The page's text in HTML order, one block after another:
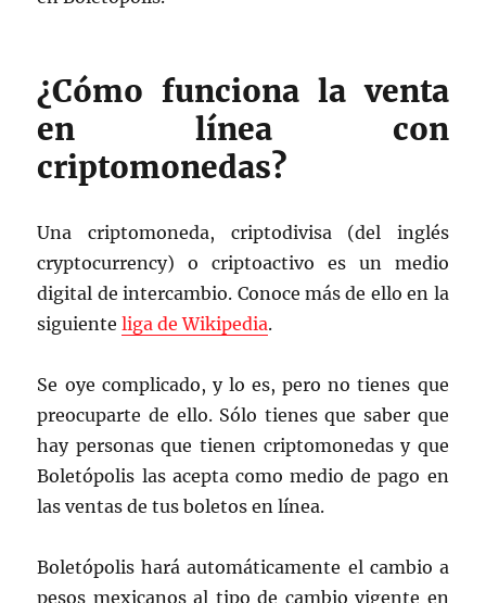
¿Cómo funciona la venta
en línea con
criptomonedas?
Una criptomoneda, criptodivisa (del inglés
cryptocurrency) o criptoactivo es un medio
digital de intercambio. Conoce más de ello en la
siguienteliga de Wikipedia.
Se oye complicado, y lo es, pero no tienes que
preocuparte de ello. Sólo tienes que saber que
hay personas que tienen criptomonedas y que
Boletópolis las acepta como medio de pago en
las ventas de tus boletos en línea.
Boletópolis hará automáticamente el cambio a
pesos mexicanos al tipo de cambio vigente en